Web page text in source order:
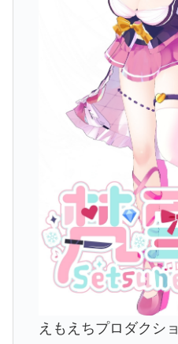
えもえちプロダクシ